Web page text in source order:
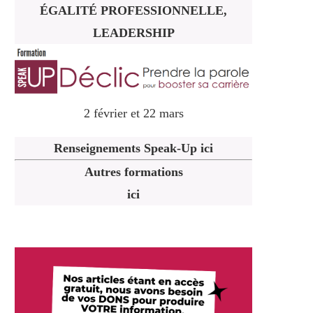
ÉGALITÉ PROFESSIONNELLE,
LEADERSHIP
2 février et 22 mars
Renseignements Speak-Up ici
Autres formations
ici